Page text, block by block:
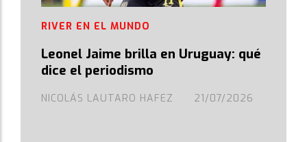
Leonel Jaime brilla en Uruguay: qué
dice el periodismo
NICOLÁS LAUTARO HAFEZ
RIVER EN EL MUNDO
21/07/2026